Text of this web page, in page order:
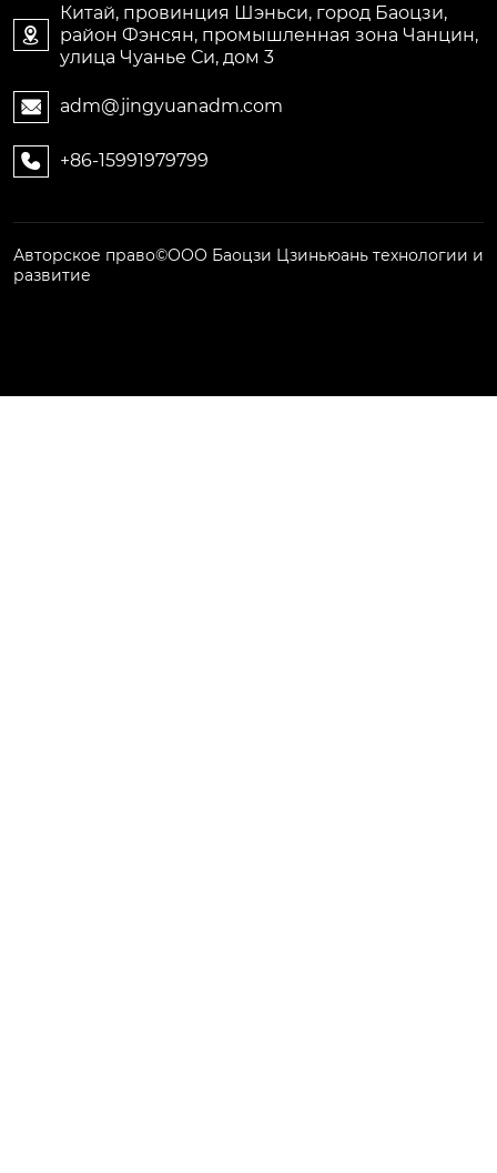

Китай, провинция Шэньси, город Баоцзи,
район Фэнсян, промышленная зона Чанцин,
улица Чуанье Си, дом 3
 adm@jingyuanadm.com
 +86-15991979799
Авторское право©ООО Баоцзи Цзиньюань технологии и
развитие